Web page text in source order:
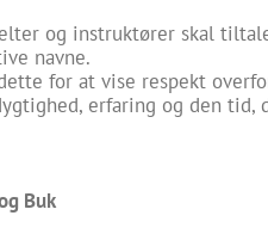
og instruktører skal
navne.
for at vise respekt
erfaring og den
Buk